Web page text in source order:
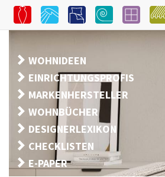
WOHNIDEEN
EINRICHTUNGSPROFIS
MARKENHERSTELLER
WOHNBÜCHER
DESIGNERLEXIKON
CHECKLISTEN
E-PAPER